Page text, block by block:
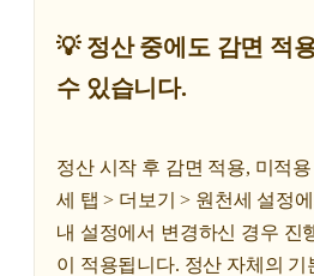
💡 정산 중에도 감면 적
수 있습니다.
정산 시작 후 감면 적용, 미적
세 탭 > 더보기 > 원천세 설정
내 설정에서 변경하신 경우 진
이 적용됩니다. 정산 자체의